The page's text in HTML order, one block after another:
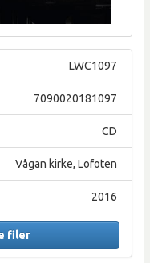
LWC1097
7090020181097
CD
Vågan kirke, Lofoten
2016
filer